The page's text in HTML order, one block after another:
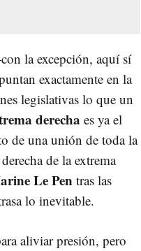
la excepción, aquí sí
exactamente en la
legislativas lo que un
derecha es ya el
de una unión de toda la
de la extrema
Le Pentras las
lo inevitable.
aliviar presión, pero